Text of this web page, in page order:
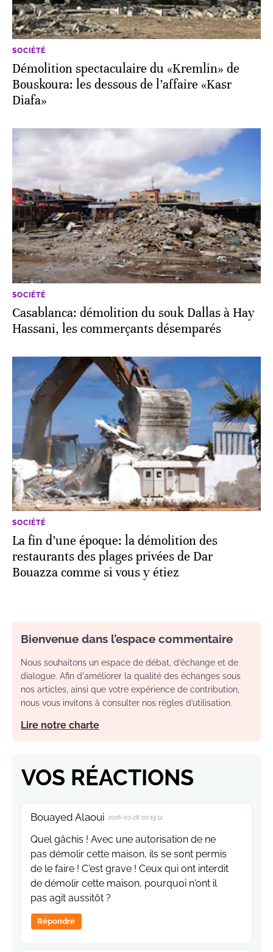
SOCIÉTÉ
Démolition spectaculaire du «Kremlin» de
Bouskoura: les dessous de l’affaire «Kasr
Diafa»
SOCIÉTÉ
Casablanca: démolition du souk Dallas à Hay
Hassani, les commerçants désemparés
SOCIÉTÉ
La fin d’une époque: la démolition des
restaurants des plages privées de Dar
Bouazza comme si vous y étiez
Bienvenue dans l’espace commentaire
Nous souhaitons un espace de débat, d’échange et de
dialogue. Afin d'améliorer la qualité des échanges sous
nos articles, ainsi que votre expérience de contribution,
nous vous invitons à consulter nos règles d’utilisation.
Lire notre charte
VOS RÉACTIONS
Bouayed Alaoui 2026-03-28 00:19:12
Quel gâchis ! Avec une autorisation de ne
pas démolir cette maison, ils se sont permis
de le faire ! C'est grave ! Ceux qui ont interdit
de démolir cette maison, pourquoi n'ont il
pas agit aussitôt ?
Répondre